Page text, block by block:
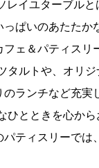
レイユターブルと
っぱいのあたたか
ェ＆パティスリ
タルトや、オリ
ランチなど充実
ひとときを⼼から
パティスリーでは